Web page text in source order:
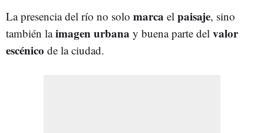
La presencia del río no solo marca el paisaje, sino
también laimagenurbana y buena parte del valor
escénico de la ciudad.